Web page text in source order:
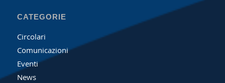
CATEGORIE
Circolari
Comunicazioni
Eventi
News